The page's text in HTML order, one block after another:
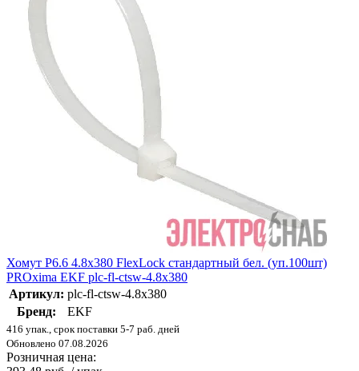
Хомут P6.6 4.8х380 FlexLock стандартный бел. (уп.100шт)
PROxima EKF plc-fl-ctsw-4.8x380
Артикул: plc-fl-ctsw-4.8x380
Бренд:
EKF
416 упак., срок поставки 5-7 раб. дней
Обновлено 07.08.2026
Розничная цена: